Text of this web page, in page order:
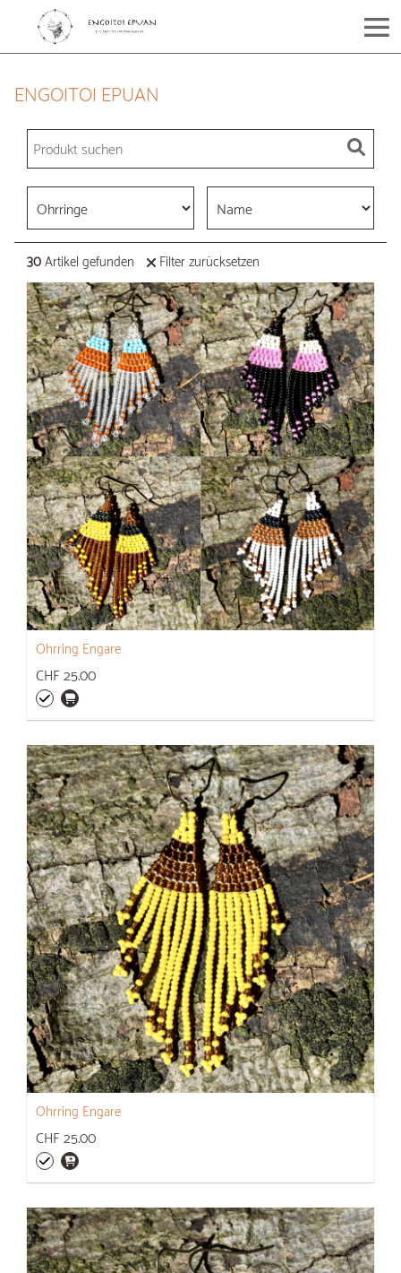
ENGOITOI EPUAN
30Artikel gefunden Filter zurücksetzen
Ohrring Engare
CHF 25.00
Ohrring Engare
CHF 25.00